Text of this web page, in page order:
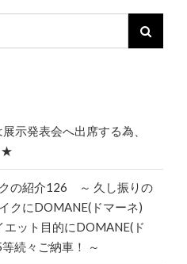
示発表会へ出席する為、
★
の紹介126 ～ 久し振りの
クにDOMANE(ドマーネ)
エット目的にDOMANE(ド
続々ご納車！ ～